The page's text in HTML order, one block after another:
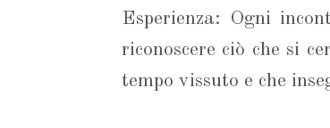
Esperienza: Ogni
riconoscere ciò che si
tempo vissuto e che